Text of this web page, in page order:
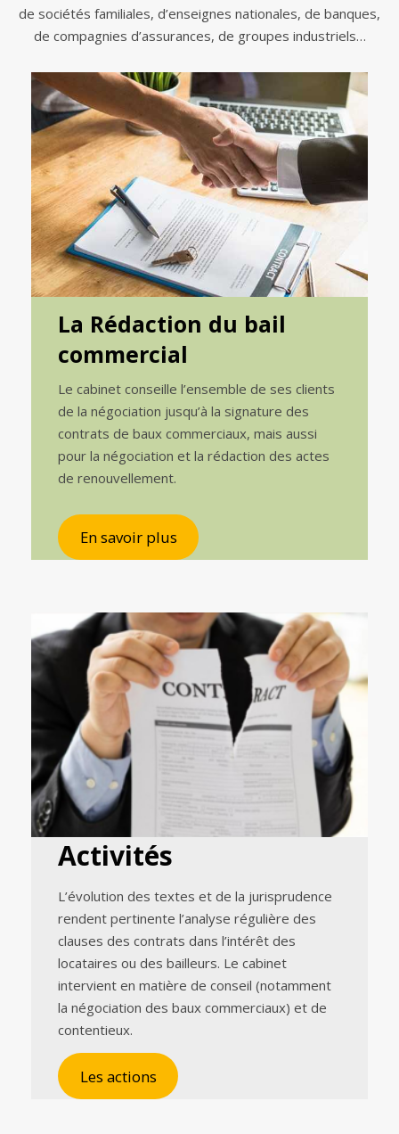
de sociétés familiales, d’enseignes nationales, de banques,
de compagnies d’assurances, de groupes industriels…
La Rédaction du bail
commercial
Le cabinet conseille l’ensemble de ses clients
de la négociation jusqu’à la signature des
contrats de baux commerciaux, mais aussi
pour la négociation et la rédaction des actes
de renouvellement.
En savoir plus
Activités
L’évolution des textes et de la jurisprudence
rendent pertinente l’analyse régulière des
clauses des contrats dans l’intérêt des
locataires ou des bailleurs. Le cabinet
intervient en matière de conseil (notamment
la négociation des baux commerciaux) et de
contentieux.
Les actions